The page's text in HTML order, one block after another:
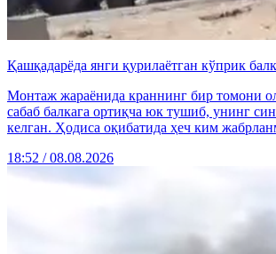
Қашқадарёда янги қурилаётган кўприк
Монтаж жараёнида краннинг бир томони
сабаб балкага ортиқча юк тушиб, унинг
келган. Ҳодиса оқибатида ҳеч ким
18:52 / 08.08.2026